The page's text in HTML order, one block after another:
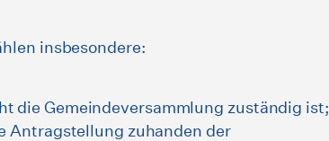
insbesondere:
die Gemeindeversammlung zuständig ist;
Antragstellung zuhanden der